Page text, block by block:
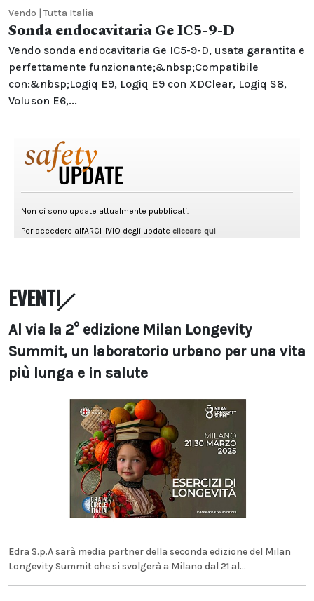
Vendo | Tutta Italia
Sonda endocavitaria Ge IC5-9-D
Vendo sonda endocavitaria Ge IC5-9-D, usata garantita e
perfettamente funzionante;&nbsp;Compatibile
con:&nbsp;Logiq E9, Logiq E9 con XDClear, Logiq S8,
Voluson E6,...
EVENTI
Al via la 2° edizione Milan Longevity
Summit, un laboratorio urbano per una vita
più lunga e in salute
Edra S.p.A sarà media partner della seconda edizione del Milan
Longevity Summit che si svolgerà a Milano dal 21 al...